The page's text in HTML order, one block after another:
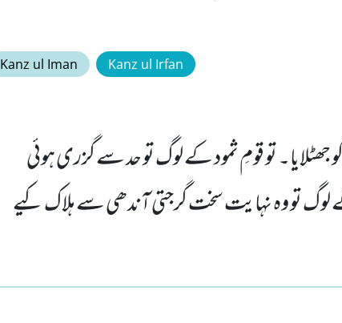
Kanz ul Iman Kanz ul Irfan
جھٹلایا۔ تو قومِ ثمود کے لوگ تو حد سے گزری ہوئی
تو وہ نہایت سخت گرجتی آندھی سے ہلاک کیے